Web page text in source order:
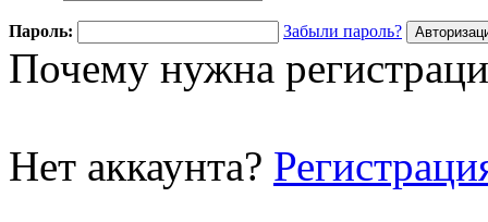
Пароль: Забыли пароль?
Почему нужна
Нет аккаунта?